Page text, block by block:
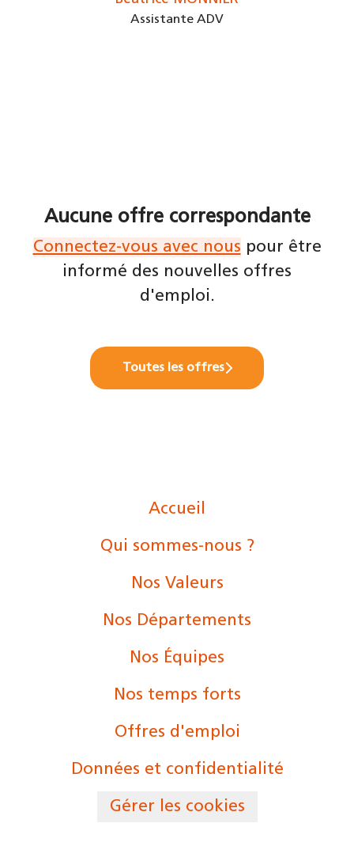
Assistante ADV
Aucune offre correspondante
Connectez-vous avec nous pour être
informé des nouvelles offres
d'emploi.
Toutes les offres
Accueil
Qui sommes-nous ?
Nos Valeurs
Nos Départements
Nos Équipes
Nos temps forts
Offres d'emploi
Données et confidentialité
Gérer les cookies